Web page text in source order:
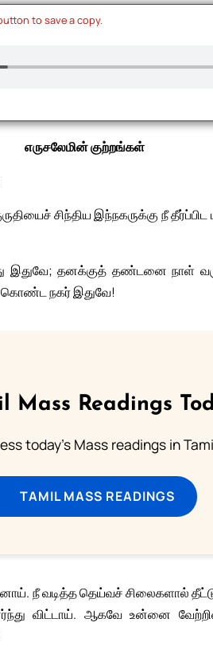
to save a copy.
எருசலேமின் குற்றங்கள்
சிந்திய இந்நகருக்கு நீ
தனக்குத் தண்டனை நாள்
கொண்ட நகர் இதுவே!
Mass Readings
today's Mass readings in
TAMIL MASS READINGS
நீ வடித்த தெய்வச் சிலைகளால்
விட்டாய். ஆகவே உன்னை